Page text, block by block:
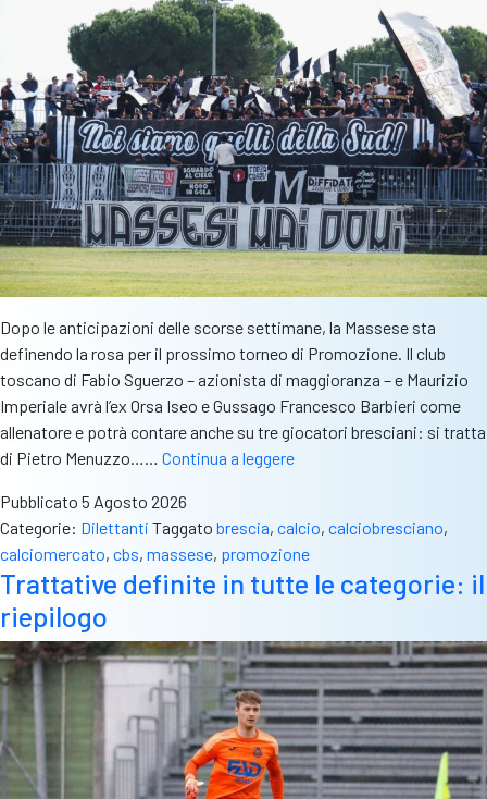
per
Dopo le anticipazioni delle scorse settimane, la Massese sta
definendo la rosa per il prossimo torneo di Promozione. Il club
toscano di Fabio Sguerzo – azionista di maggioranza – e Maurizio
Imperiale avrà l’ex Orsa Iseo e Gussago Francesco Barbieri come
allenatore e potrà contare anche su tre giocatori bresciani: si tratta
di Pietro Menuzzo…… Continua a leggereMassese
ci
sono
anche
bresciani
nella
rosa
bianconera
Pubblicato 5 Agosto 2026
Categorie: Dilettanti Taggato brescia, calcio, calciobresciano,
calciomercato, cbs, massese, promozione
Trattative definite in tutte le categorie: il
riepilogo